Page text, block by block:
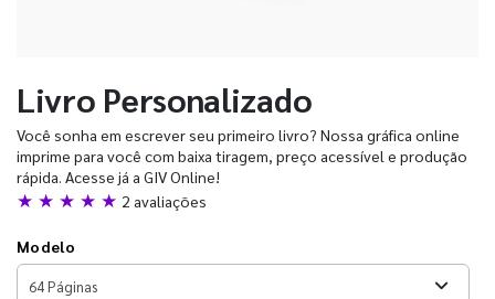
Livro Personalizado
Você sonha em escrever seu primeiro livro? Nossa gráfica online
imprime para você com baixa tiragem, preço acessível e produção
rápida. Acesse já a GIV Online!
★ ★ ★ ★ ★ 2 avaliações
Modelo